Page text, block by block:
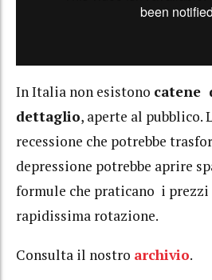
In Italia non esistono catene
dettaglio, aperte al pubblico.
recessione che potrebbe
depressione potrebbe aprire
formule che praticano i
rapidissima rotazione.
Consulta il nostro archivio.